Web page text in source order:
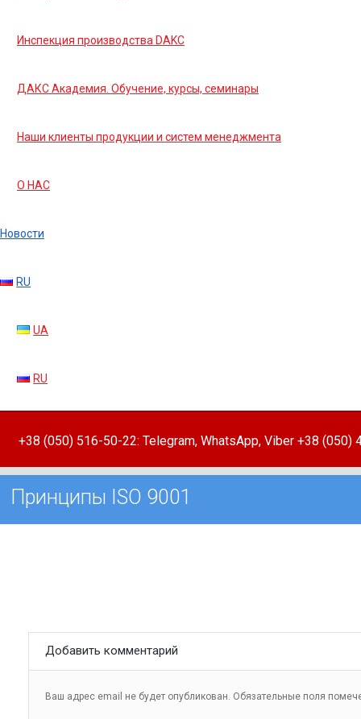
Инспекция производства DAKC
ДАКС Академия. Обучение, курсы, семинары
Наши клиенты продукции и систем менеджмента
О НАС
Новости
RU
UA
RU
+38 (050) 516-50-22: Telegram, WhatsApp, Viber +38 (050)
Принципы ISO 9001
Добавить комментарий
Ваш адрес email не будет опубликован. Обязательные поля